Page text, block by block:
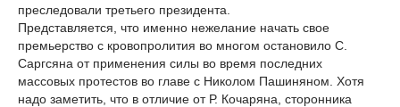
преследовали третьего президента.
Представляется, что именно нежелание начать свое
премьерство с кровопролития во многом остановило С.
Саргсяна от применения силы во время последних
массовых протестов во главе с Николом Пашиняном. Хотя
надо заметить, что в отличие от Р. Кочаряна, сторонника